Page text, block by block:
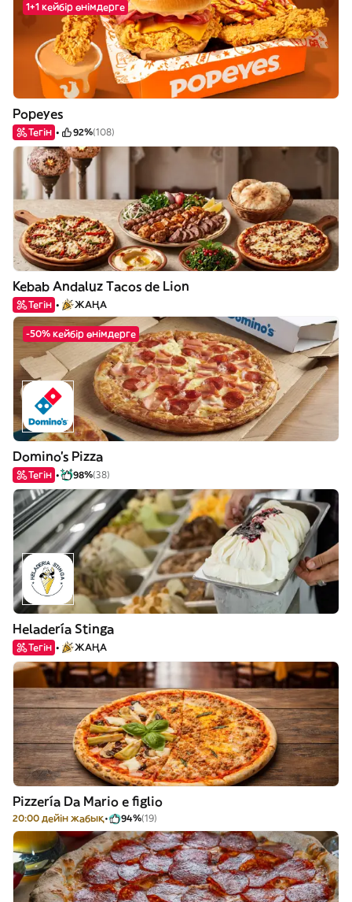
1+1 кейбір өнімдерге
Popeyes
Тегін 92%(108)
Kebab Andaluz Tacos de Lion
Тегін ЖАҢА
-50% кейбір өнімдерге
Domino's Pizza
Тегін 98%(38)
Heladería Stinga
Тегін ЖАҢА
Pizzería Da Mario e figlio
20:00 дейін жабық 94%(19)